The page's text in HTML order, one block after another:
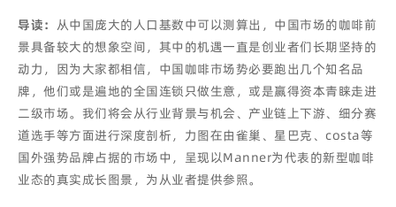
导读： 从中国庞大的人口基数中可以测算出，中国市场的咖啡前
景具备较大的想象空间，其中的机遇一直是创业者们长期坚持的
动力，因为大家都相信，中国咖啡市场势必要跑出几个知名品
牌，他们或是遍地的全国连锁只做生意，或是赢得资本青睐走进
二级市场。 我们将会从行业背景与机会、产业链上下游、细分赛
道选手等方面进行深度剖析，力图在由雀巢、星巴克、costa等
国外强势品牌占据的市场中，呈现以Manner为代表的新型咖啡
业态的真实成长图景，为从业者提供参照。